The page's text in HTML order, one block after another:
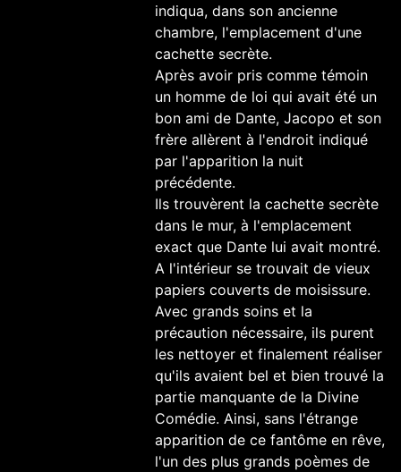
indiqua, dans son ancienne
chambre, l'emplacement d'une
cachette secrète.
Après avoir pris comme témoin
un homme de loi qui avait été un
bon ami de Dante, Jacopo et son
frère allèrent à l'endroit indiqué
par l'apparition la nuit
précédente.
Ils trouvèrent la cachette secrète
dans le mur, à l'emplacement
exact que Dante lui avait montré.
A l'intérieur se trouvait de vieux
papiers couverts de moisissure.
Avec grands soins et la
précaution nécessaire, ils purent
les nettoyer et finalement réaliser
qu'ils avaient bel et bien trouvé la
partie manquante de la Divine
Comédie. Ainsi, sans l'étrange
apparition de ce fantôme en rêve,
l'un des plus grands poèmes de